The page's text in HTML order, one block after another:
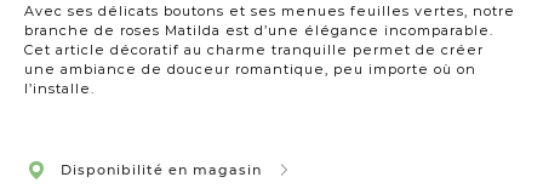
Avec ses délicats boutons et ses menues feuilles vertes, notre
branche de roses Matilda est d’une élégance incomparable.
Cet article décoratif au charme tranquille permet de créer
une ambiance de douceur romantique, peu importe où on
l’installe.
Disponibilité en magasin